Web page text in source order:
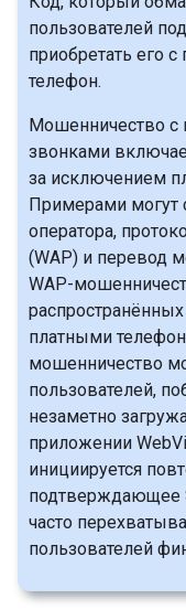
пользователей
приобретать его
телефон.
Мошенничество
звонками
за исключением
Примерами могут
оператора,
(WAP) и перевод
WAP-
платными
мошенничество
пользователей,
незаметно
приложении
инициируется
подтверждающее
часто
пользователей